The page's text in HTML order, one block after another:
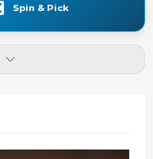
Spin & Pick